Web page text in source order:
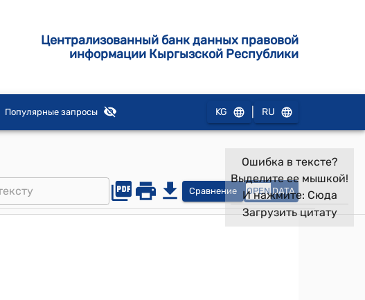
Централизованный банк данных правовой
информации Кыргызской Республики
Популярные запросы KG RU
Сравнение OPEN DATA
Ошибка в тексте?
Выделите ее мышкой!
И нажмите: Сюда
Загрузить цитату